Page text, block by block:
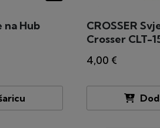
Hub
CROSSER
Crosser CLT-
4,00 €